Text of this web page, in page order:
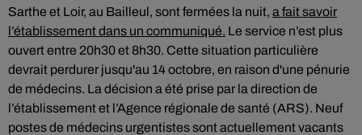
Sarthe et Loir, au Bailleul, sont fermées la nuit, a fait savoir
l’établissement dans un communiqué. Le service n’est plus
ouvert entre 20h30 et 8h30. Cette situation particulière
devrait perdurer jusqu'au 14 octobre, en raison d'une pénurie
de médecins. La décision a été prise par la direction de
l’établissement et l’Agence régionale de santé (ARS). Neuf
postes de médecins urgentistes sont actuellement vacants